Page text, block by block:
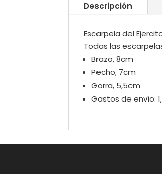
Descripción
Escarpela del
Todas las
Brazo, 8cm
Pecho, 7cm
Gorra, 5,5cm
Gastos de envío: